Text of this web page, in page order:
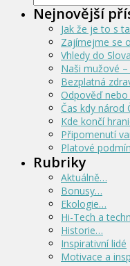
Nejnovější
Jak že je to s
Zajímejme se
Vhledy do
Naši mužové
Bezplatná
Odpověď nebo
Čas kdy národ
Kde končí
Připomenutí
Platové
Rubriky
Aktuálně…
Bonusy…
Ekologie…
Hi-Tech a
Historie…
Inspirativní lidé
Motivace a